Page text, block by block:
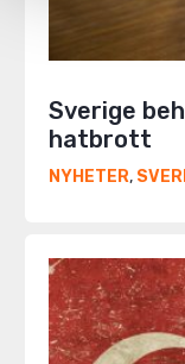
Sverige
hatbrott
NYHETER,